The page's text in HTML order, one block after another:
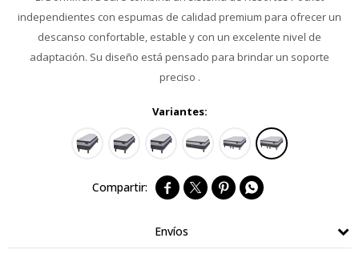
independientes con espumas de calidad premium para ofrecer un
descanso confortable, estable y con un excelente nivel de
adaptación. Su diseño está pensado para brindar un soporte
preciso .
Variantes:
   
Envíos